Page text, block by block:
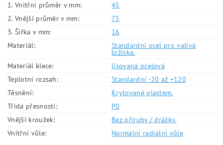
1. Vnitřní průměr v mm:
45
2. Vnější průměr v mm:
75
3. Šířka v mm:
16
Materiál:
Standardní ocel pro valivá
ložiska.
Materiál klece:
lisovaná ocelová
Teplotní rozsah:
Standardní -20 až +120
Těsnění:
Krytované plastem.
Třída přesnosti:
P0
Vnější kroužek:
Bez příruby / drážky.
Vnitřní vůle:
Normální radiální vůle